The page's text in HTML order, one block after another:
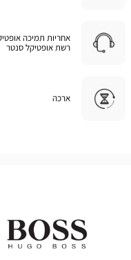
אחריות תמיכה
רשת אופטיקל סנטר
ארכה